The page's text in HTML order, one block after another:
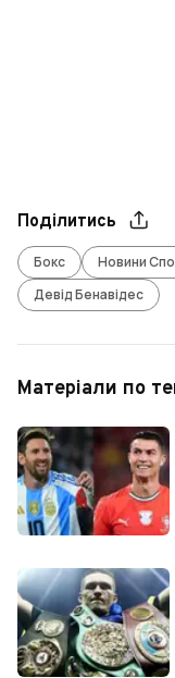
Поділитись
Бокс Новини
Девід Бенавідес
Матеріали по